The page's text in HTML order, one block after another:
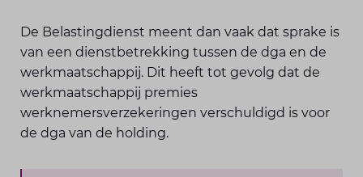
De Belastingdienst meent dan vaak dat sprake is
van een dienstbetrekking tussen de dga en de
werkmaatschappij. Dit heeft tot gevolg dat de
werkmaatschappij premies
werknemersverzekeringen verschuldigd is voor
de dga van de holding.